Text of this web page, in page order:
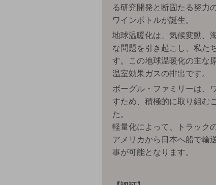
る研究開発と断固たる努力
ワインボトルが誕生。
地球温暖化は、気候変動、
な問題を引き起こし、私た
す。この地球温暖化の主な
温室効果ガスの排出です。
ボーグル・ファミリーは、
すため、積極的に取り組む
た。
軽量化によって、トラック
アメリカから日本へ船で輸
事が可能となります。